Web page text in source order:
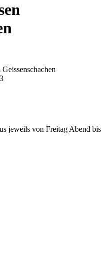
jeweils von Freitag Abend